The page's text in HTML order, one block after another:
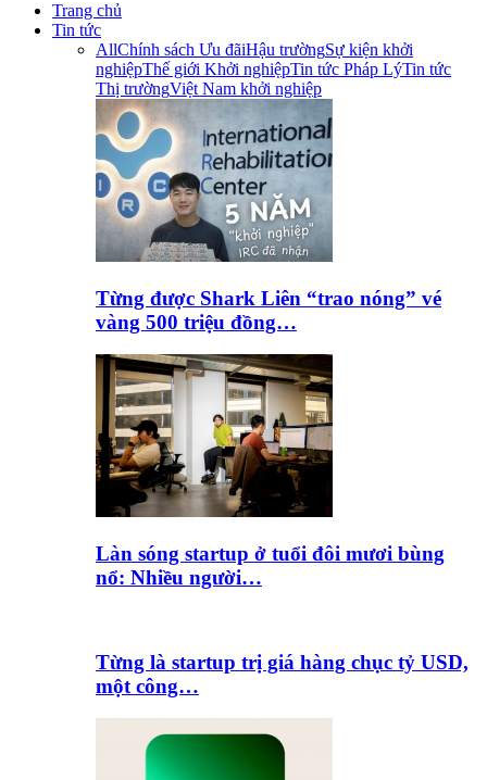
Trang chủ
Tin tức
AllChính sách Ưu đãiHậu trườngSự kiện khởi
nghiệpThế giới Khởi nghiệpTin tức Pháp LýTin tức
Thị trườngViệt Nam khởi nghiệp
Từng được Shark Liên “trao nóng” vé
vàng 500 triệu đồng…
Làn sóng startup ở tuổi đôi mươi bùng
nổ: Nhiều người…
Từng là startup trị giá hàng chục tỷ USD,
một công…